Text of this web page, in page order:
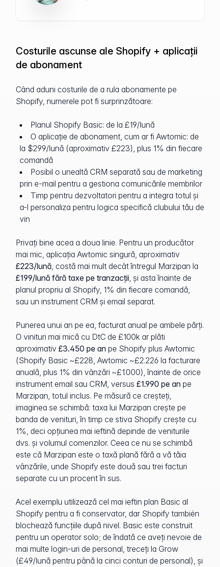
Costurile ascunse ale Shopify + aplicații
de abonament
Când aduni costurile de a rula abonamente pe
Shopify, numerele pot fi surprinzătoare:
Planul Shopify Basic: de la £19/lună
O aplicație de abonament, cum ar fi Awtomic: de
la $299/lună (aproximativ £223), plus 1% din fiecare
comandă
Posibil o unealtă CRM separată sau de marketing
prin e-mail pentru a gestiona comunicările membrilor
Timp pentru dezvoltatori pentru a integra totul și
a-l personaliza pentru logica specifică clubului tău de
vin
Privați bine acea a doua linie. Pentru un producător
mai mic, aplicația Awtomic singură, aproximativ
£223/lună, costă mai mult decât întregul Marzipan la
£199/lună fără taxe pe tranzacții, și asta înainte de
planul propriu al Shopify, 1% din fiecare comandă,
sau un instrument CRM și email separat.
Punerea unui an pe ea, facturat anual pe ambele părți.
O vinituri mai mică cu DtC de £100k ar plăti
aproximativ £3.450 pe an pe Shopify plus Awtomic
(Shopify Basic ~£228, Awtomic ~£2.226 la facturare
anuală, plus 1% din vânzări ~£1.000), înainte de orice
instrument email sau CRM, versus £1.990 pe an pe
Marzipan, totul inclus. Pe măsură ce creșteți,
imaginea se schimbă: taxa lui Marzipan crește pe
banda de venituri, în timp ce stiva Shopify crește cu
1%, deci opțiunea mai ieftină depinde de veniturile
dvs. și volumul comenzilor. Ceea ce nu se schimbă
este că Marzipan este o taxă plană fără a vă tăia
vânzările, unde Shopify este două sau trei facturi
separate cu un procent în sus.
Acel exemplu utilizează cel mai ieftin plan Basic al
Shopify pentru a fi conservator, dar Shopify también
blochează funcțiile după nivel. Basic este construit
pentru un operator solo; de îndată ce aveți nevoie de
mai multe login-uri de personal, treceți la Grow
(£49/lună pentru până la cinci conturi de personal), și